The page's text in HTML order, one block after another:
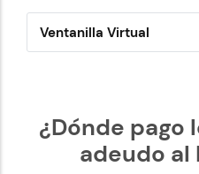
Ventanilla Virtual
¿Dónde pago
adeudo al